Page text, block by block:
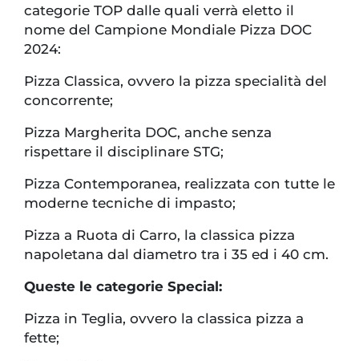
categorie TOP dalle quali verrà eletto il
nome del Campione Mondiale Pizza DOC
2024:
Pizza Classica, ovvero la pizza specialità del
concorrente;
Pizza Margherita DOC, anche senza
rispettare il disciplinare STG;
Pizza Contemporanea, realizzata con tutte le
moderne tecniche di impasto;
Pizza a Ruota di Carro, la classica pizza
napoletana dal diametro tra i 35 ed i 40 cm.
Queste le categorie Special:
Pizza in Teglia, ovvero la classica pizza a
fette;